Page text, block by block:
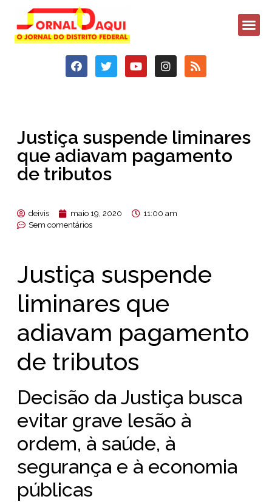
Justiça suspende liminares
que adiavam pagamento
de tributos
deivis maio 19, 2020
11:00 am
Sem comentários
Justiça suspende
liminares que
adiavam pagamento
de tributos
Decisão da Justiça busca
evitar grave lesão à
ordem, à saúde, à
segurança e à economia
públicas